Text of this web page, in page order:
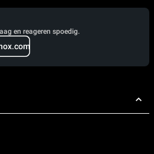
en reageren spoedig.